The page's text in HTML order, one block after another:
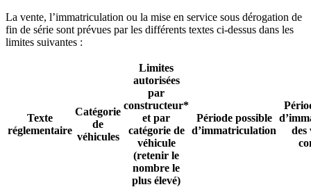
La vente, l’immatriculation ou la mise en service sous dérogation de
fin de série sont prévues par les différents textes ci-dessus dans les
limites suivantes :
Texte
réglementaire
Catégorie
de
véhicules
Limites
autorisées
par
constructeur*
et par
catégorie de
véhicule
(retenir le
nombre le
plus élevé)
Période possible
d’immatriculation
des